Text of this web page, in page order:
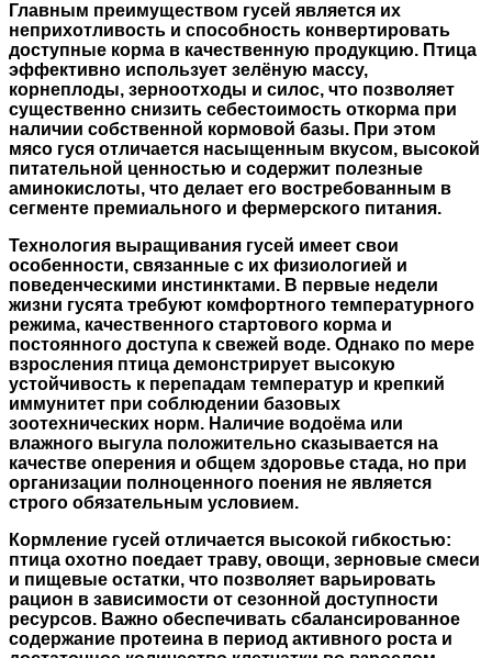
Главным преимуществом гусей является их
неприхотливость и способность конвертировать
доступные корма в качественную продукцию. Птица
эффективно использует зелёную массу,
корнеплоды, зерноотходы и силос, что позволяет
существенно снизить себестоимость откорма при
наличии собственной кормовой базы. При этом
мясо гуся отличается насыщенным вкусом, высокой
питательной ценностью и содержит полезные
аминокислоты, что делает его востребованным в
сегменте премиального и фермерского питания.
Технология выращивания гусей имеет свои
особенности, связанные с их физиологией и
поведенческими инстинктами. В первые недели
жизни гусята требуют комфортного температурного
режима, качественного стартового корма и
постоянного доступа к свежей воде. Однако по мере
взросления птица демонстрирует высокую
устойчивость к перепадам температур и крепкий
иммунитет при соблюдении базовых
зоотехнических норм. Наличие водоёма или
влажного выгула положительно сказывается на
качестве оперения и общем здоровье стада, но при
организации полноценного поения не является
строго обязательным условием.
Кормление гусей отличается высокой гибкостью:
птица охотно поедает траву, овощи, зерновые смеси
и пищевые остатки, что позволяет варьировать
рацион в зависимости от сезонной доступности
ресурсов. Важно обеспечивать сбалансированное
содержание протеина в период активного роста и